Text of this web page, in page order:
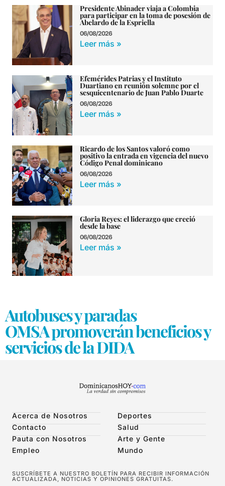
Presidente Abinader viaja a Colombia
para participar en la toma de posesión de
Abelardo de la Espriella
06/08/2026
Leer más »
Efemérides Patrias y el Instituto
Duartiano en reunión solemne por el
sesquicentenario de Juan Pablo Duarte
06/08/2026
Leer más »
Ricardo de los Santos valoró como
positivo la entrada en vigencia del nuevo
Código Penal dominicano
06/08/2026
Leer más »
Gloria Reyes: el liderazgo que creció
desde la base
06/08/2026
Leer más »
Autobuses y paradas
OMSA promoverán beneficios y
servicios de la DIDA
Acerca de Nosotros
Contacto
Pauta con Nosotros
Empleo
Deportes
Salud
Arte y Gente
Mundo
SUSCRÍBETE A NUESTRO BOLETÍN PARA RECIBIR INFORMACIÓN
ACTUALIZADA, NOTICIAS Y OPINIONES GRATUITAS.